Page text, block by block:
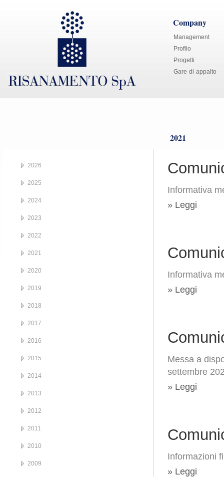
Company
Management
Profilo
Progetti
Gare di appalto
2021
Informativa
» Leggi
Informativa
» Leggi
Messa a
settembre
» Leggi
Informazioni
» Leggi
2026
2025
2024
2023
2022
2021
2020
2019
2018
2017
2016
2015
2014
2013
2012
2011
2010
2009